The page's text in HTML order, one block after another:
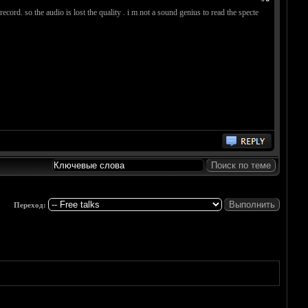
so the audio is lost the quality . i m not a sound genius to read the specte
Переход: